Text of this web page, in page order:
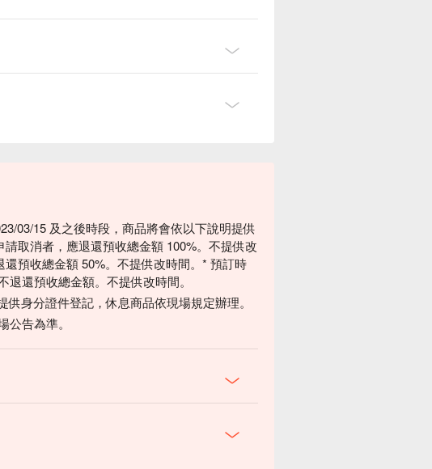
03/15 及之後時段，商品將會依以下說明提供
取消者，應退還預收總金額 100%。不提供改
預收總金額 50%。不提供改時間。* 預訂時
還預收總金額。不提供改時間。
身分證件登記，休息商品依現場規定辦理。
告為準。